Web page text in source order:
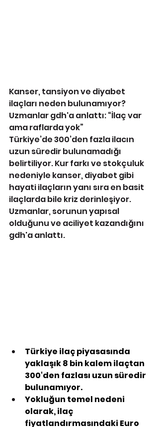
Kanser, tansiyon ve diyabet
ilaçları neden bulunamıyor?
Uzmanlar gdh'a anlattı: “İlaç var
ama raflarda yok”
Türkiye’de 300’den fazla ilacın
uzun süredir bulunamadığı
belirtiliyor. Kur farkı ve stokçuluk
nedeniyle kanser, diyabet gibi
hayati ilaçların yanı sıra en basit
ilaçlarda bile kriz derinleşiyor.
Uzmanlar, sorunun yapısal
olduğunu ve aciliyet kazandığını
gdh'a anlattı.
Türkiye ilaç piyasasında
yaklaşık 8 bin kalem ilaçtan
300'den fazlası uzun süredir
bulunamıyor.
Yokluğun temel nedeni
olarak, ilaç
fiyatlandırmasındaki Euro